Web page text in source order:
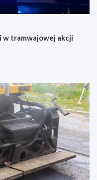
w tramwajowej akcji